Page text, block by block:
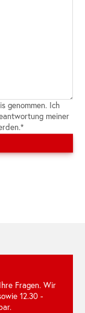
genommen. Ich
meiner
Fragen. Wir
12.30 -